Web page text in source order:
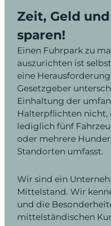
Zeit, Geld
sparen!
Einen Fuhrpark zu
auszurichten ist
eine
Gesetzgeber
Einhaltung der
Halterpflichten nicht,
lediglich fünf
oder mehrere
Standorten umfasst.
Wir sind ein
Mittelstand. Wir
und die
mittelständischen